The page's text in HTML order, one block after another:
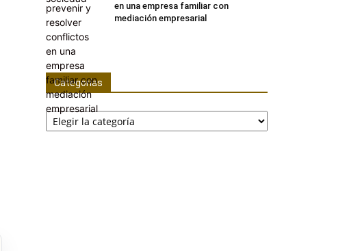
en una empresa familiar con
mediación empresarial
Categorías
Categorías